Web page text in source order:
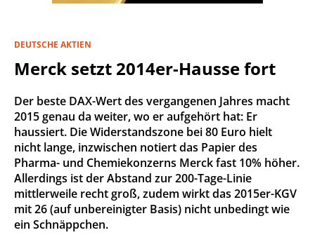
DEUTSCHE AKTIEN
Merck setzt 2014er-Hausse fort
Der beste DAX-Wert des vergangenen Jahres macht
2015 genau da weiter, wo er aufgehört hat: Er
haussiert. Die Widerstandszone bei 80 Euro hielt
nicht lange, inzwischen notiert das Papier des
Pharma- und Chemiekonzerns Merck fast 10% höher.
Allerdings ist der Abstand zur 200-Tage-Linie
mittlerweile recht groß, zudem wirkt das 2015er-KGV
mit 26 (auf unbereinigter Basis) nicht unbedingt wie
ein Schnäppchen.